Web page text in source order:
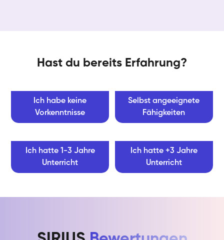
Hast du bereits Erfahrung?
Ich habe keine
Vorkenntnisse
Selbst angeeignete
Fähigkeiten
Ich hatte 1-3 Jahre
Unterricht
Ich hatte +3 Jahre
Unterricht